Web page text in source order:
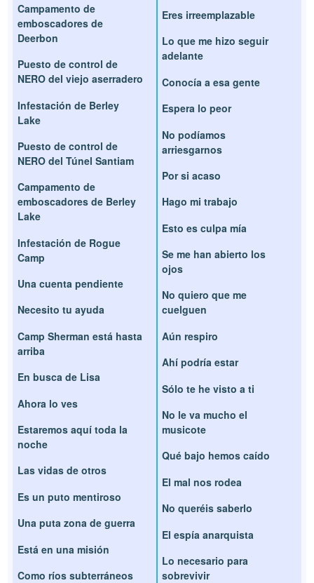
Campamento de
emboscadores de
Deerbon
Puesto de control de
NERO del viejo aserradero
Infestación de Berley
Lake
Puesto de control de
NERO del Túnel Santiam
Campamento de
emboscadores de Berley
Lake
Infestación de Rogue
Camp
Una cuenta pendiente
Necesito tu ayuda
Camp Sherman está hasta
arriba
En busca de Lisa
Ahora lo ves
Estaremos aquí toda la
noche
Las vidas de otros
Es un puto mentiroso
Una puta zona de guerra
Está en una misión
Como ríos subterráneos
Eres irreemplazable
Lo que me hizo seguir
adelante
Conocía a esa gente
Espera lo peor
No podíamos
arriesgarnos
Por si acaso
Hago mi trabajo
Esto es culpa mía
Se me han abierto los
ojos
No quiero que me
cuelguen
Aún respiro
Ahí podría estar
Sólo te he visto a ti
No le va mucho el
musicote
Qué bajo hemos caído
El mal nos rodea
No queréis saberlo
El espía anarquista
Lo necesario para
sobrevivir